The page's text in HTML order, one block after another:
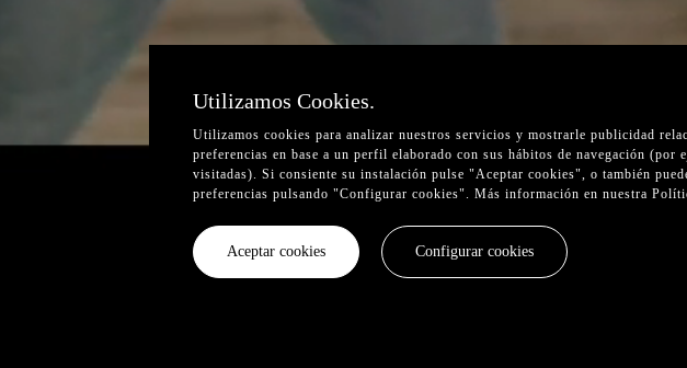
Utilizamos Cookies.
Utilizamos cookies para analizar nuestros servicios y mostrarle publicidad
preferencias en base a un perfil elaborado con sus hábitos de navegación (por
visitadas). Si consiente su instalación pulse "Aceptar cookies", o también
preferencias pulsando "Configurar cookies". Más información en nuestra
Aceptar cookies Configurar cookies